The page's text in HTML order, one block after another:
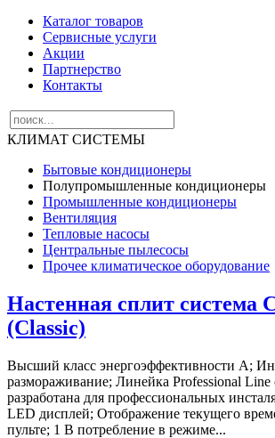
Каталог товаров
Сервисные услуги
Акции
Партнерство
Контакты
КЛИМАТ СИСТЕМЫ
Бытовые кондиционеры
Полупромышленные кондиционеры
Промышленные кондиционеры
Вентиляция
Тепловые насосы
Центральные пылесосы
Прочее климатическое оборудование
Настенная сплит система
(Classic)
Высший класс энергоэффективности А;
размораживание; Линейка Professional Line
разработана для профессиональных
LED дисплей; Отображение текущего
пульте; 1 В потребление в режиме...